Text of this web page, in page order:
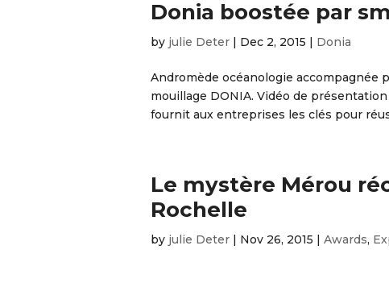
Donia boostée par
by julie Deter | Dec 2, 2015 | Donia
Andromède océanologie accompagnée
mouillage DONIA. Vidéo de
fournit aux entreprises les clés pour
Le mystère Mérou
Rochelle
by julie Deter | Nov 26, 2015 | Awards,